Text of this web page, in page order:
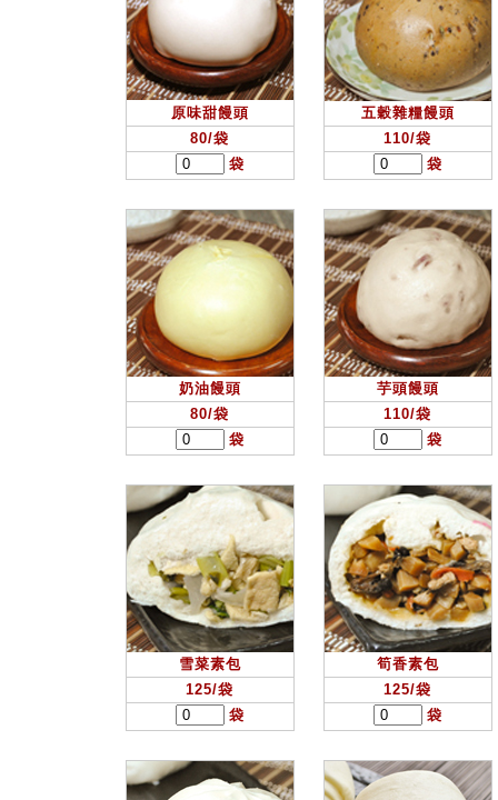
原味甜饅頭
80/袋
袋
五穀雜糧饅頭
110/袋
袋
奶油饅頭
80/袋
袋
芋頭饅頭
110/袋
袋
雪菜素包
125/袋
袋
筍香素包
125/袋
袋